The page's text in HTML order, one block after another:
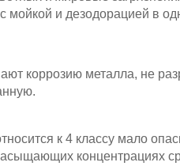
и дезодорацией в
коррозию металла, не
к 4 классу мало
концентрациях